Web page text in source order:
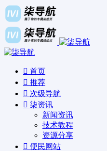
首页
推荐
次级导航
柒资讯
新闻资讯
技术教程
资源分享
便民网站